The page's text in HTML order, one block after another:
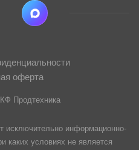
оферта
Продтехника
исключительно информационно-
каких условиях не является